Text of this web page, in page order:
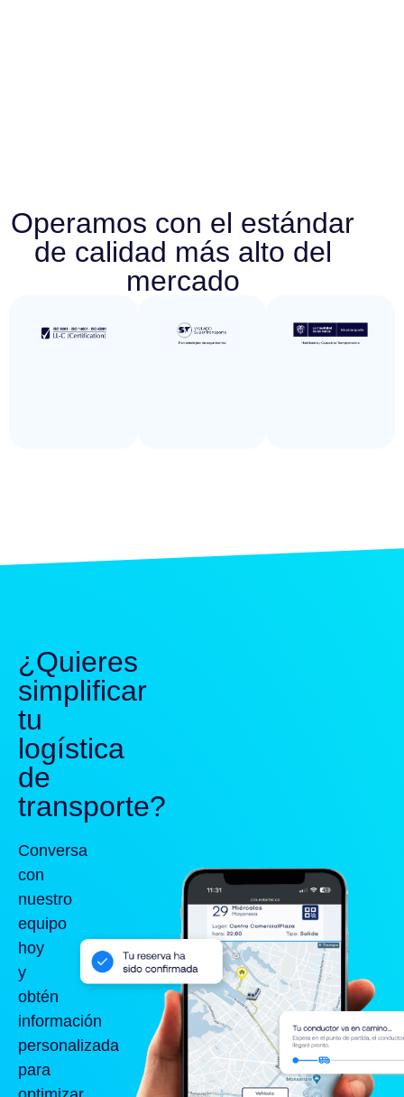
Operamos con el estándar
de calidad más alto del
mercado
¿Quieres
simplificar
tu
logística
de
transporte?
Conversa
con
nuestro
equipo
hoy
y
obtén
información
personalizada
para